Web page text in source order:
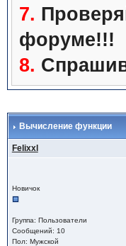
7.
форуме!!!
8.
Вычисление функции
Felixxl
Новичок
Группа: Пользователи
Сообщений: 10
Пол: Мужской